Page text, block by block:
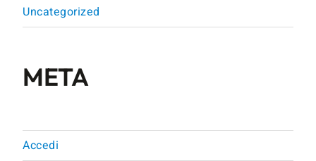
Uncategorized
META
Accedi